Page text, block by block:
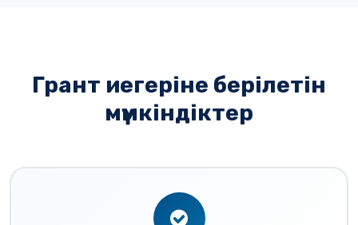
Грант иегеріне берілетін
мүмкіндіктер